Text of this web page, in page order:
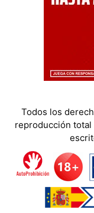
Todos los
reproducción